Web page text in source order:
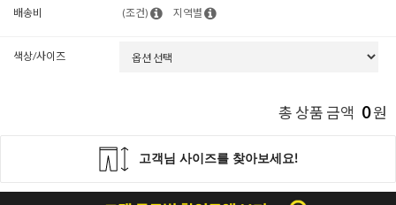
배송비
(조건) 지역별
색상/사이즈
총 상품 금액 0원